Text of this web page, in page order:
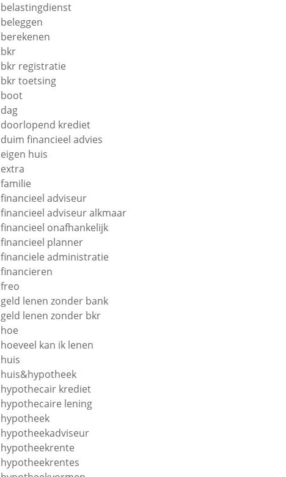
belastingdienst
beleggen
berekenen
bkr
bkr registratie
bkr toetsing
boot
dag
doorlopend krediet
duim financieel advies
eigen huis
extra
familie
financieel adviseur
financieel adviseur alkmaar
financieel onafhankelijk
financieel planner
financiele administratie
financieren
freo
geld lenen zonder bank
geld lenen zonder bkr
hoe
hoeveel kan ik lenen
huis
huis&hypotheek
hypothecair krediet
hypothecaire lening
hypotheek
hypotheekadviseur
hypotheekrente
hypotheekrentes